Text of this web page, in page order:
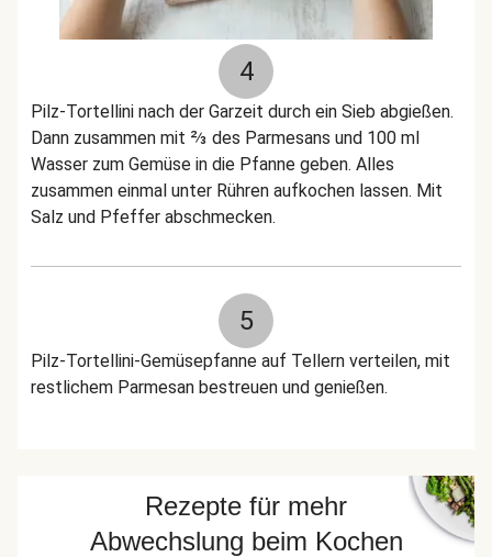
4
Pilz-Tortellini nach der Garzeit durch ein Sieb abgießen.
Dann zusammen mit ⅔ des Parmesans und 100 ml
Wasser zum Gemüse in die Pfanne geben. Alles
zusammen einmal unter Rühren aufkochen lassen. Mit
Salz und Pfeffer abschmecken.
5
Pilz-Tortellini-Gemüsepfanne auf Tellern verteilen, mit
restlichem Parmesan bestreuen und genießen.
Rezepte für mehr
Abwechslung beim Kochen